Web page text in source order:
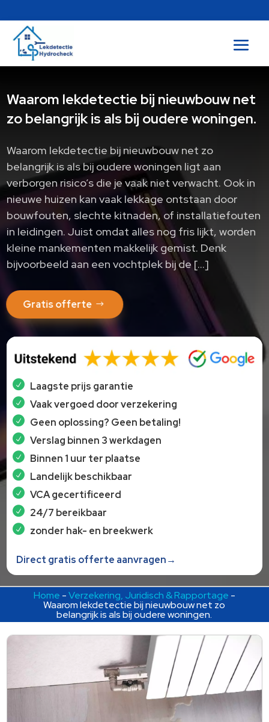
Waarom lekdetectie bij nieuwbouw net
zo belangrijk is als bij oudere woningen.
Waarom lekdetectie bij nieuwbouw net zo
belangrijk is als bij oudere woningen ligt aan
verborgen risico’s die je vaak niet verwacht. Ook in
nieuwe huizen kan vaak lekkage ontstaan door
bouwfouten, slechte kitnaden, of installatiefouten
in leidingen. Juist omdat alles nog fris lijkt, worden
kleine mankementen makkelijk gemist. Denk
bijvoorbeeld aan een vochtplek bij de […]
Gratis offerte
Laagste prijs garantie
Vaak vergoed door verzekering
Geen oplossing? Geen betaling!
Verslag binnen 3 werkdagen
Binnen 1 uur ter plaatse
Landelijk beschikbaar
VCA gecertificeerd
24/7 bereikbaar
zonder hak- en breekwerk
Direct gratis offerte aanvragen→
Home -Verzekering, Juridisch & Rapportage -
Waarom lekdetectie bij nieuwbouw net zo
belangrijk is als bij oudere woningen.